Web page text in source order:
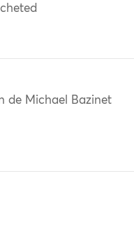
de Michael Bazinet